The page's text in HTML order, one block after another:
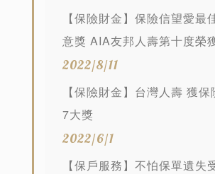
【保險財金】保險信望愛最
意獎 AIA友邦人壽第十度榮
2022/8/11
【保險財金】台灣人壽 獲
7大獎
2022/6/1
【保戶服務】不怕保單遺失